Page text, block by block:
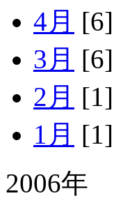
4月 [6]
3月 [6]
2月 [1]
1月 [1]
2006年